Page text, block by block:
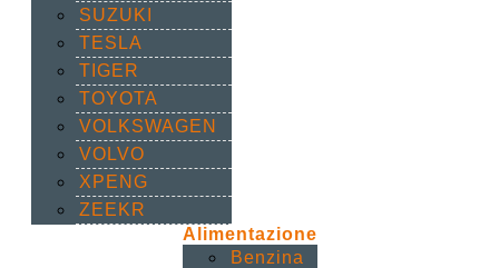
SUZUKI
TESLA
TIGER
TOYOTA
VOLKSWAGEN
VOLVO
XPENG
ZEEKR
Alimentazione
Benzina